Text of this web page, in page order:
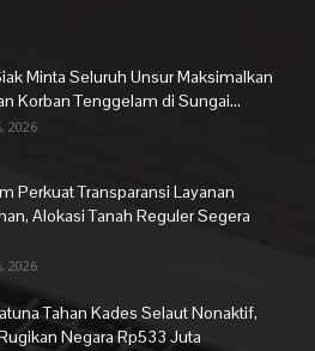
Minta Seluruh Unsur Maksimalkan
Korban Tenggelam di Sungai...
2026
Perkuat Transparansi Layanan
Alokasi Tanah Reguler Segera
2026
Tahan Kades Selaut Nonaktif,
Negara Rp533 Juta